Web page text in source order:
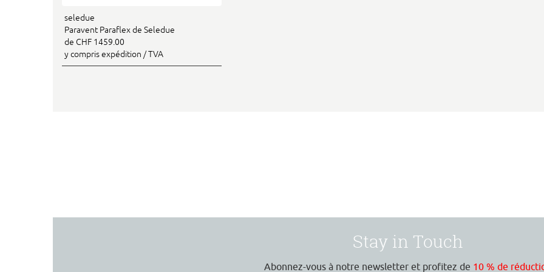
seledue
Paravent Paraflex de Seledue
de CHF 1459.00
y compris expédition / TVA
Stay in Touch
Abonnez-vous à notre newsletter et profitez de 10 % de